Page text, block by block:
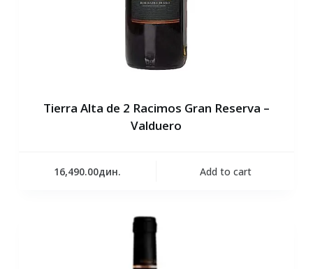
Tierra Alta de 2 Racimos Gran Reserva –
Valduero
16,490.00дин. Add to cart